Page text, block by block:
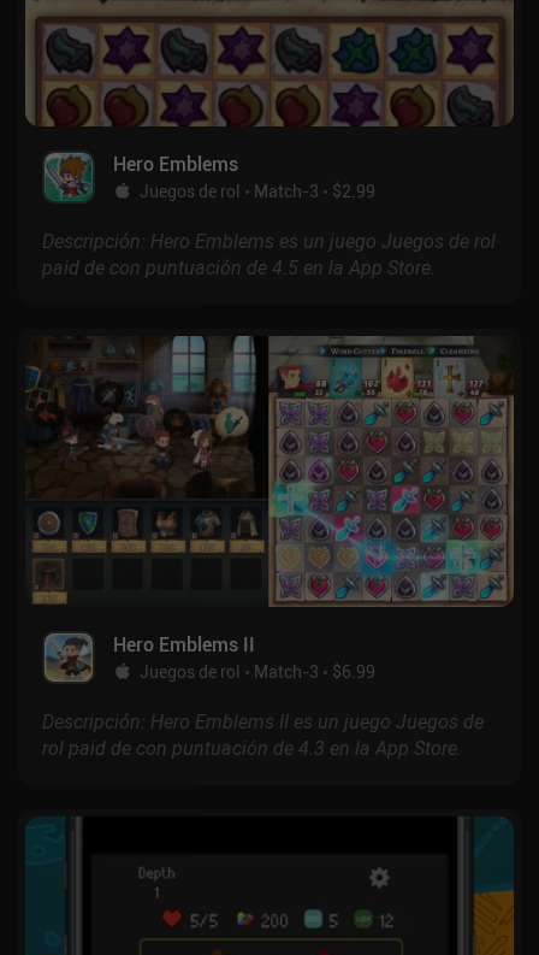
Hero Emblems
Juegos de rol Match-3 $2.99
Descripción: Hero Emblems es un juego Juegos de rol
paid de con puntuación de 4.5 en la App Store.
Hero Emblems II
Juegos de rol Match-3 $6.99
Descripción: Hero Emblems II es un juego Juegos de
rol paid de con puntuación de 4.3 en la App Store.